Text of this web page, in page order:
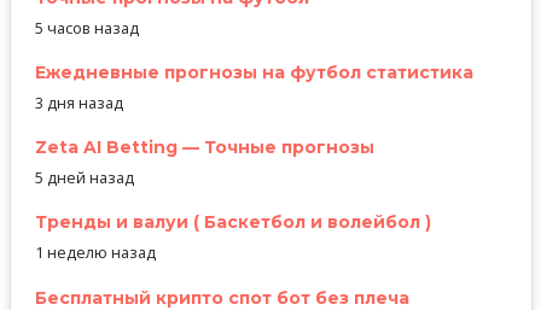
5 часов назад
Ежедневные прогнозы на футбол статистика
3 дня назад
Zeta AI Betting — Точные прогнозы
5 дней назад
Тренды и валуи ( Баскетбол и волейбол )
1 неделю назад
Бесплатный крипто спот бот без плеча